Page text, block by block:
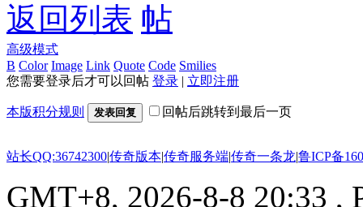
返回列表
高级模式
B Color Image Link Quote Code Smilies
您需要登录后才可以回帖 登录 | 立即注册
本版积分规则 发表回复 回帖后跳转到最后一页
站长QQ:36742300|传奇版本|传奇服务端|传奇一条龙|鲁ICP备
GMT+8, 2026-8-8 20:33 ,